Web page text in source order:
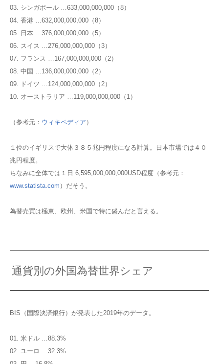
03. シンガポール …633,000,000,000（8）
04. 香港 …632,000,000,000（8）
05. 日本 …376,000,000,000（5）
06. スイス …276,000,000,000（3）
07. フランス …167,000,000,000（2）
08. 中国 …136,000,000,000（2）
09. ドイツ …124,000,000,000（2）
10. オーストラリア …119,000,000,000（1）
（参考元： ウィキペディア ）
１位のイギリスで大体３８５兆円程度になる計算。日本市場では４０
兆円程度。
ちなみに全体では１日 6,595,000,000,000USD程度（参考元：
www.statista.com ）だそう。
為替売買は極東、欧州、米国で特に盛んだと言える。
通貨別の外国為替世界シェア
BIS（国際決済銀行）が発表した2019年のデータ。
01. 米ドル …88.3%
02. ユーロ …32.3%